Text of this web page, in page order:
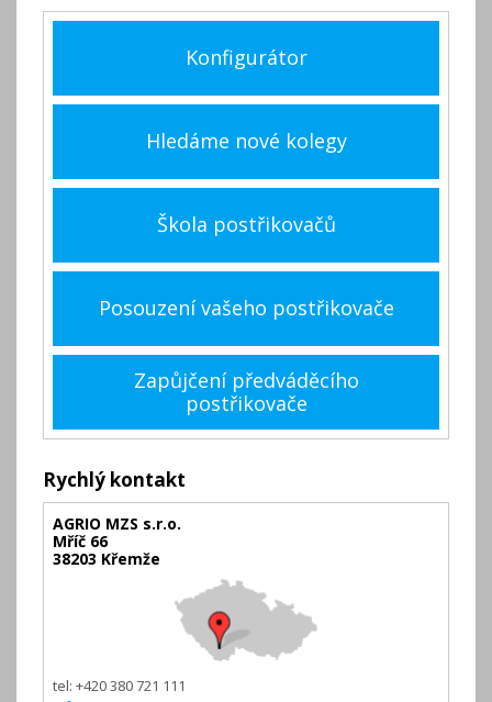
Konfigurátor
Hledáme nové kolegy
Škola postřikovačů
Posouzení vašeho postřikovače
Zapůjčení předváděcího
postřikovače
Rychlý kontakt
AGRIO MZS s.r.o.
Mříč 66
38203 Křemže
tel: +420 380 721 111